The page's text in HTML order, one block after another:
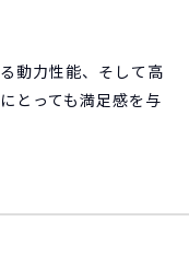
動力性能、そして高
とっても満足感を与